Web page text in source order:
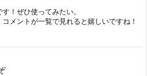
！ぜひ使ってみたい。
メントが一覧で見れると嬉しいですね！